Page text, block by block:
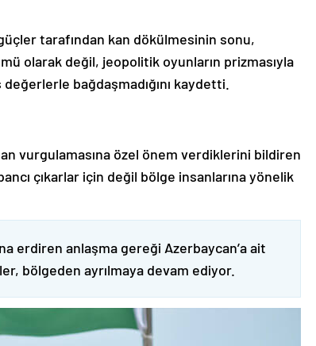
tarafından kan dökülmesinin sonu,
olarak değil, jeopolitik oyunların prizmasıyla
değerlerle bağdaşmadığını kaydetti.
vurgulamasına özel önem verdiklerini bildiren
çıkarlar için değil bölge insanlarına yönelik
erdiren anlaşma gereği Azerbaycan’a ait
bölgeden ayrılmaya devam ediyor.